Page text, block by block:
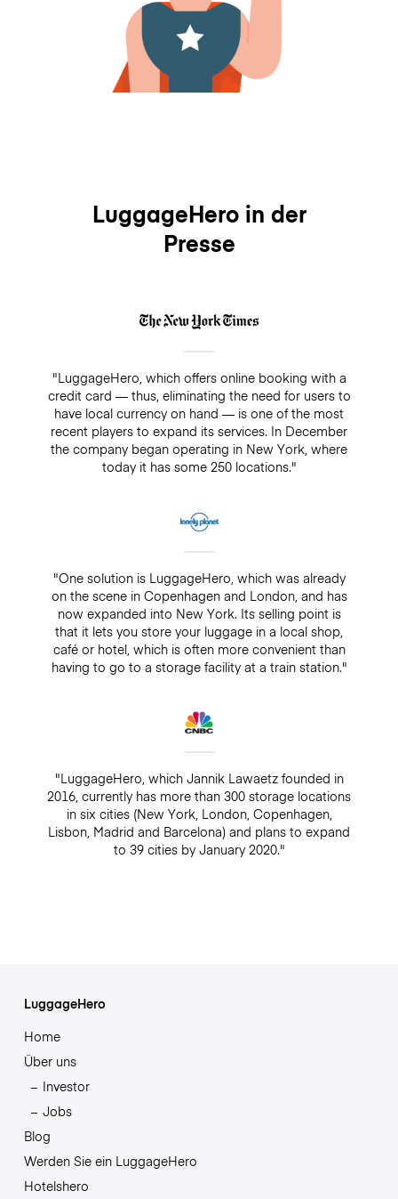
LuggageHero in der
Presse
"LuggageHero, which offers online booking with a
credit card — thus, eliminating the need for users to
have local currency on hand — is one of the most
recent players to expand its services. In December
the company began operating in New York, where
today it has some 250 locations."
"One solution is LuggageHero, which was already
on the scene in Copenhagen and London, and has
now expanded into New York. Its selling point is
that it lets you store your luggage in a local shop,
café or hotel, which is often more convenient than
having to go to a storage facility at a train station."
"LuggageHero, which Jannik Lawaetz founded in
2016, currently has more than 300 storage locations
in six cities (New York, London, Copenhagen,
Lisbon, Madrid and Barcelona) and plans to expand
to 39 cities by January 2020."
LuggageHero
Home
Über uns
Investor
Jobs
Blog
Werden Sie ein LuggageHero
Hotelshero